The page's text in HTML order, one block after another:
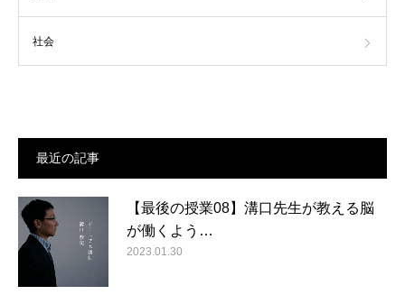
社会
最近の記事
【最後の授業08】溝口先生が教える脳
が働くよう…
2023.01.30